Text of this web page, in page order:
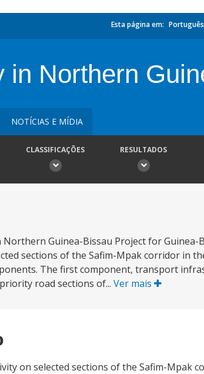
Esta página em: Português
in Northern
NOTÍCIAS E MÍDIA
CLASSIFICAÇÕES RESULTADOS
Guinea-Bissau Project for Guinea-
sections of the Safim-Mpak corridor in
The first component, transport
road sections of... Ver mais
on selected sections of the Safim-Mpak